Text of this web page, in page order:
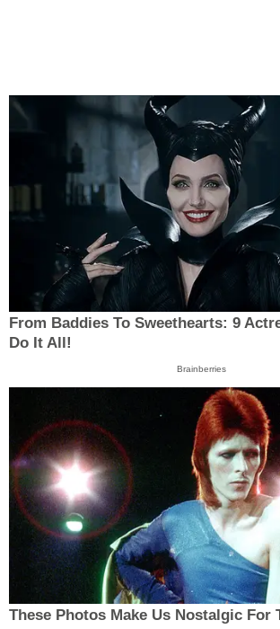
From Baddies To Sweethearts: 9
Do It All!
Brainberries
These Photos Make Us Nostalgic For